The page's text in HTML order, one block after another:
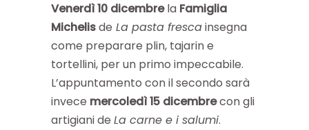
Venerdì 10 dicembrela Famiglia
Michelisde La pasta frescainsegna
come preparare plin, tajarin e
tortellini, per un primo impeccabile.
L’appuntamento con il secondo sarà
invece mercoledì 15 dicembrecon gli
artigiani de La carne e i salumi.